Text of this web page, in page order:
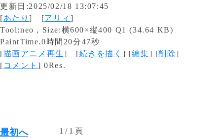
更新日:2025/02/18 13:07:45
[あたり] [アリィ]
Tool:neo , Size:横600×縦400 Q1 (34.64 KB)
PaintTime.0時間20分47秒
[描画アニメ再生] [続きを描く ] [編集] [削除]
[ コメント] 0Res.
最初へ 1 / 1 頁